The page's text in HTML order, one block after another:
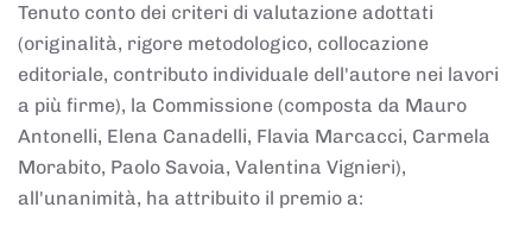
Tenuto conto dei criteri di valutazione adottati
(originalità, rigore metodologico, collocazione
editoriale, contributo individuale dell'autore nei lavori
a più firme), la Commissione (composta da Mauro
Antonelli, Elena Canadelli, Flavia Marcacci, Carmela
Morabito, Paolo Savoia, Valentina Vignieri),
all'unanimità, ha attribuito il premio a: